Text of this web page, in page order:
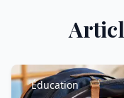
Éducation